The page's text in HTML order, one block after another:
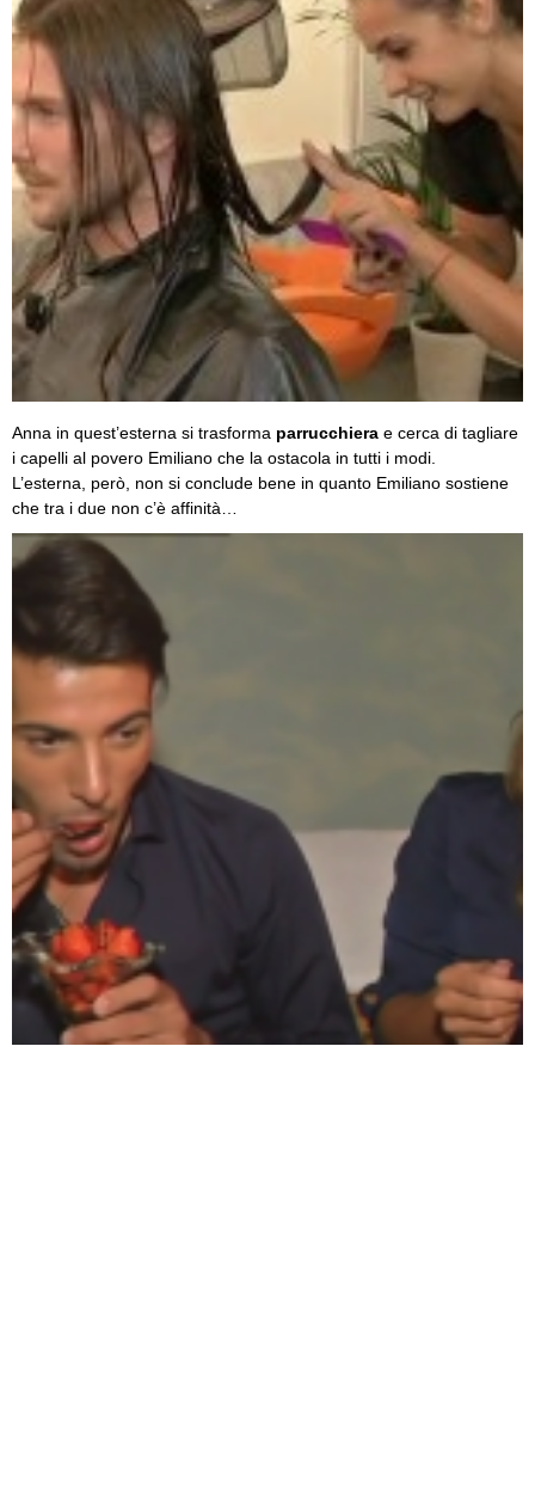
Anna in quest’esterna si trasforma parrucchiera e cerca di tagliare
i capelli al povero Emiliano che la ostacola in tutti i modi.
L’esterna, però, non si conclude bene in quanto Emiliano sostiene
che tra i due non c’è affinità…